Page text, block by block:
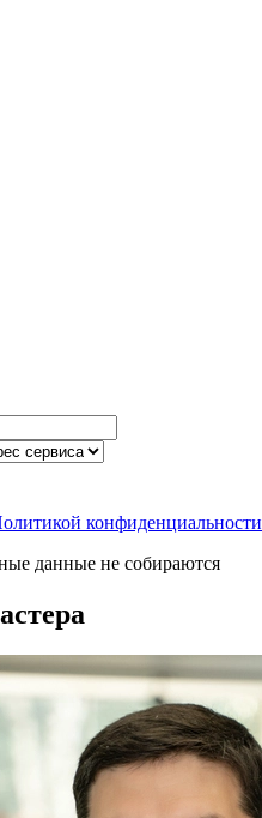
конфиденциальности
данные не собираются